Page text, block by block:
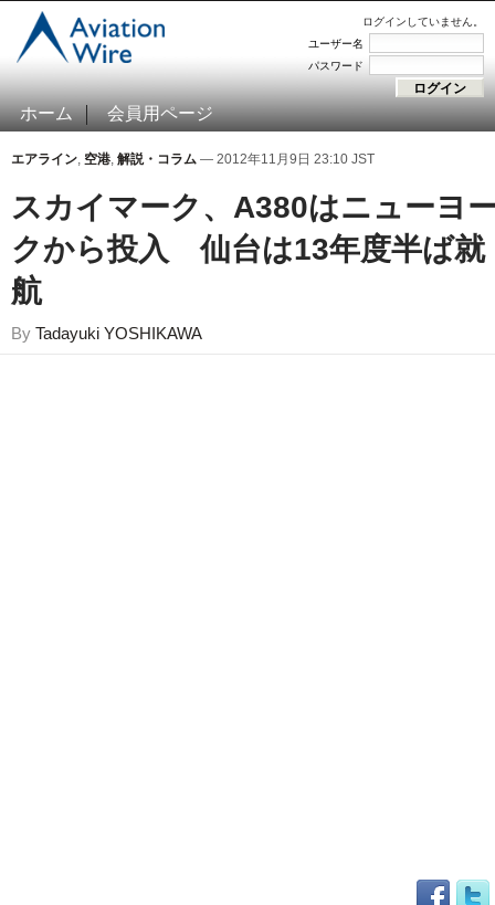
ログインしていません。
ユーザー名
パスワード
ホーム 会員用ページ
エアライン, 空港, 解説・コラム — 2012年11月9日 23:10 JST
スカイマーク、A380はニューヨ
クから投入 仙台は13年度半ば就
航
By Tadayuki YOSHIKAWA